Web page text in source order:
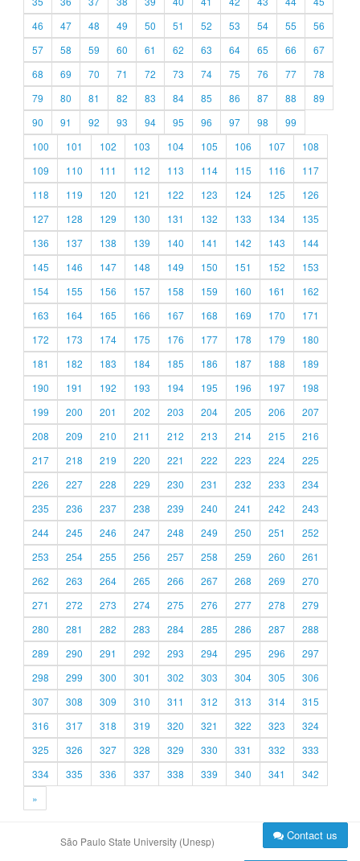
46
47 48 49 50 51 52 53 54 55
56
57
58 59 60 61 62 63 64 65 66
67
68
69 70 71 72 73 74 75 76 77
78
79
80 81 82 83 84 85 86 87 88
89
90
91 92 93 94 95 96 97 98
99
100
101 102 103 104 105 106 107
108
109
110 111 112 113 114 115 116
117
118
119 120 121 122 123 124 125
126
127
128 129 130 131 132 133 134
135
136
137 138 139 140 141 142 143
144
145
146 147 148 149 150 151 152
153
154
155 156 157 158 159 160 161
162
163
164 165 166 167 168 169 170
171
172
173 174 175 176 177 178 179
180
181
182 183 184 185 186 187 188
189
190
191 192 193 194 195 196 197
198
199
200 201 202 203 204 205 206
207
208
209 210 211 212 213 214 215
216
217
218 219 220 221 222 223 224
225
226
227 228 229 230 231 232 233
234
235
236 237 238 239 240 241 242
243
244
245 246 247 248 249 250 251
252
253
254 255 256 257 258 259 260
261
262
263 264 265 266 267 268 269
270
271
272 273 274 275 276 277 278
279
280
281 282 283 284 285 286 287
288
289
290 291 292 293 294 295 296
297
298
299 300 301 302 303 304 305
306
307
308 309 310 311 312 313 314
315
316
317 318 319 320 321 322 323
324
325
326 327 328 329 330 331 332
333
334
335 336 337 338 339 340 341
342
»
São Paulo State University (Unesp) Contact us